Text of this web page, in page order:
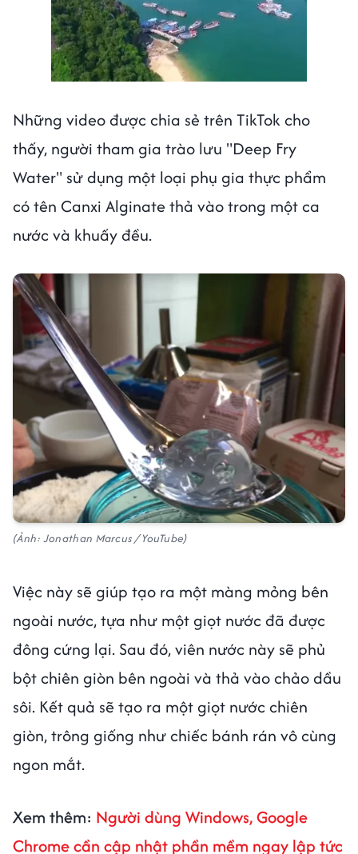
Những video được chia sẻ trên TikTok cho
thấy, người tham gia trào lưu "Deep Fry
Water" sử dụng một loại phụ gia thực phẩm
có tên Canxi Alginate thả vào trong một ca
nước và khuấy đều.
(Ảnh: Jonathan Marcus / YouTube)
Việc này sẽ giúp tạo ra một màng mỏng bên
ngoài nước, tựa như một giọt nước đã được
đông cứng lại. Sau đó, viên nước này sẽ phủ
bột chiên giòn bên ngoài và thả vào chảo dầu
sôi. Kết quả sẽ tạo ra một giọt nước chiên
giòn, trông giống như chiếc bánh rán vô cùng
ngon mắt.
Xem thêm: Người dùng Windows, Google
Chrome cần cập nhật phần mềm ngay lập tức